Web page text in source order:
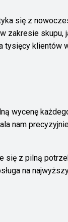
się z
zakresie skupu,
tysięcy klientów
wycenę
nam
się z pilną
na